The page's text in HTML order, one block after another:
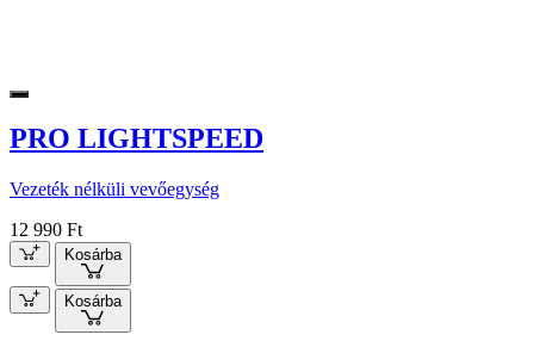
PRO LIGHTSPEED
Vezeték nélküli vevőegység
12 990 Ft
Kosárba
Kosárba